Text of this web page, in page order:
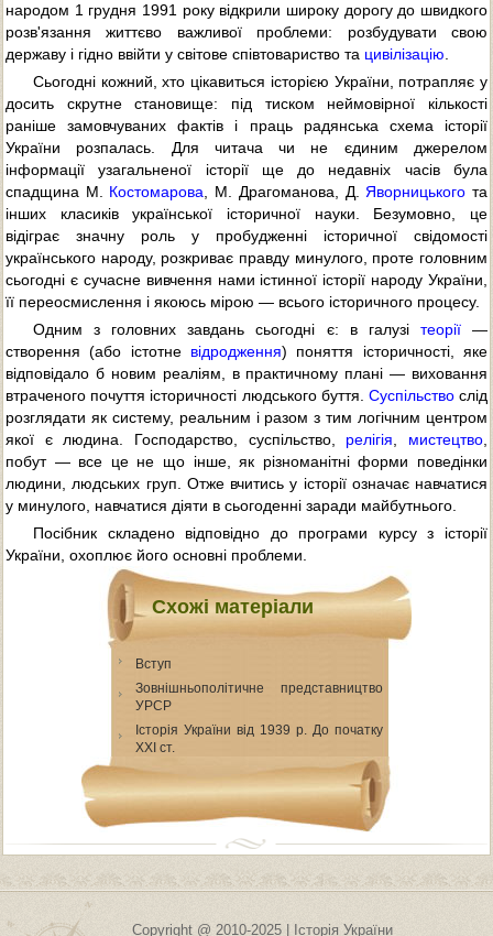
народом 1 грудня 1991 року відкрили широку дорогу до швидкого
розв'язання життєво важливої проблеми: розбудувати свою
державу і гідно ввійти у світове співтовариство та цивілізацію
Сьогодні кожний, хто цікавиться історією України, потрапляє у
досить скрутне становище: під тиском неймовірної кількості
раніше замовчуваних фактів і праць радянська схема історії
України розпалась. Для читача чи не єдиним джерелом
інформації узагальненої історії ще до недавніх часів була
спадщина М. Костомарова , М. Драгоманова, Д. Яворницького та
інших класиків української історичної науки. Безумовно, це
відіграє значну роль у пробудженні історичної свідомості
українського народу, розкриває правду минулого, проте головним
сьогодні є сучасне вивчення нами істинної історії народу України,
її переосмислення і якоюсь мірою — всього історичного процесу.
Одним з головних завдань сьогодні є: в галузі теорії—
створення (або істотне відродження) поняття історичності, яке
відповідало б новим реаліям, в практичному плані — виховання
втраченого почуття історичності людського буття. Суспільствослід
розглядати як систему, реальним і разом з тим логічним центром
якої є людина. Господарство, суспільство, релігія мистецтво
побут — все це не що інше, як різноманітні форми поведінки
людини, людських груп. Отже вчитись у історії означає навчатися
у минулого, навчатися діяти в сьогоденні заради майбутнього.
Посібник складено відповідно до програми курсу з історії
України, охоплює його основні проблеми.
Схожі матеріали
Вступ
Зовнішньополітичне представництво
УРСР
Історія України від 1939 р. До початку
XXI ст.
Copyright @ 2010-2025 | Історія України